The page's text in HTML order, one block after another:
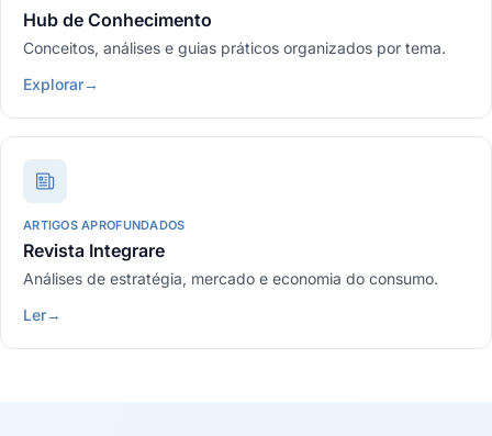
Hub de Conhecimento
Conceitos, análises e guias práticos organizados por tema.
Explorar→
ARTIGOS APROFUNDADOS
Revista Integrare
Análises de estratégia, mercado e economia do consumo.
Ler→